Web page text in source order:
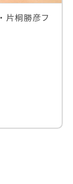
桐勝彦フ